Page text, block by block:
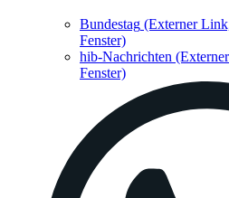
Bundestag (Externer
Fenster)
hib-Nachrichten
Fenster)